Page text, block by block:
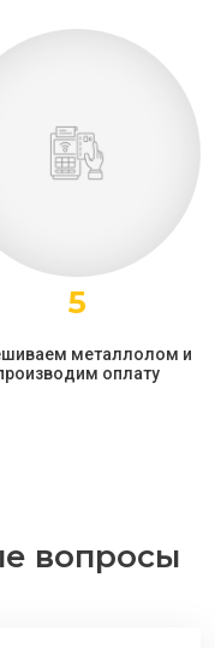
5
металлолом и
оплату
вопросы